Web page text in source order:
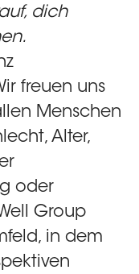
dich
freuen uns
Menschen
Alter,
oder
Group
in dem